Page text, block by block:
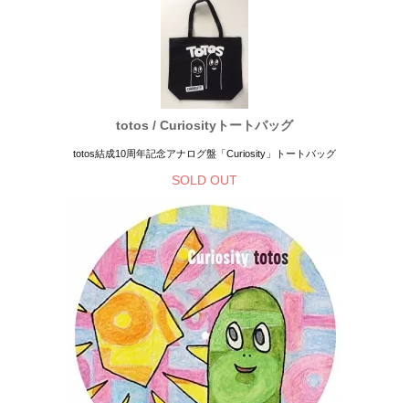
totos / Curiosityトートバッグ
totos結成10周年記念アナログ盤「Curiosity」トートバッグ
SOLD OUT